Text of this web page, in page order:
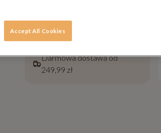
Sprawdź metody dostawy
Darmowa dostawa od
249,99 zł
Accept All Cookies